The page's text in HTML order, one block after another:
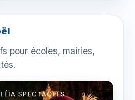
pour écoles, mairies,